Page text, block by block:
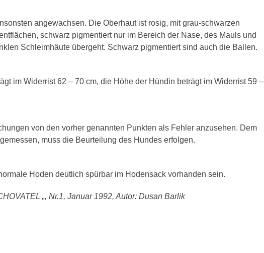
angewachsen. Die Oberhaut ist rosig, mit grau-schwarzen
schwarz pigmentiert nur im Bereich der Nase, des Mauls und
Schleimhäute übergeht. Schwarz pigmentiert sind auch die Ballen.
im Widerrist 62 – 70 cm, die Höhe der Hündin beträgt im Widerrist 59 –
von den vorher genannten Punkten als Fehler anzusehen. Dem
muss die Beurteilung des Hundes erfolgen.
Hoden deutlich spürbar im Hodensack vorhanden sein.
„, Nr.1, Januar 1992, Autor: Dusan Barlik